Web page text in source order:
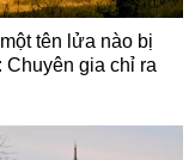
tên lửa nào bị
Chuyên gia chỉ ra